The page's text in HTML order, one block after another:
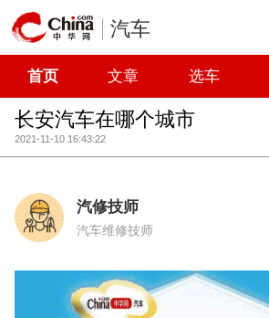
汽车
首页 文章 选车
长安汽车在哪个城市
2021-11-10 16:43:22
汽修技师
汽车维修技师